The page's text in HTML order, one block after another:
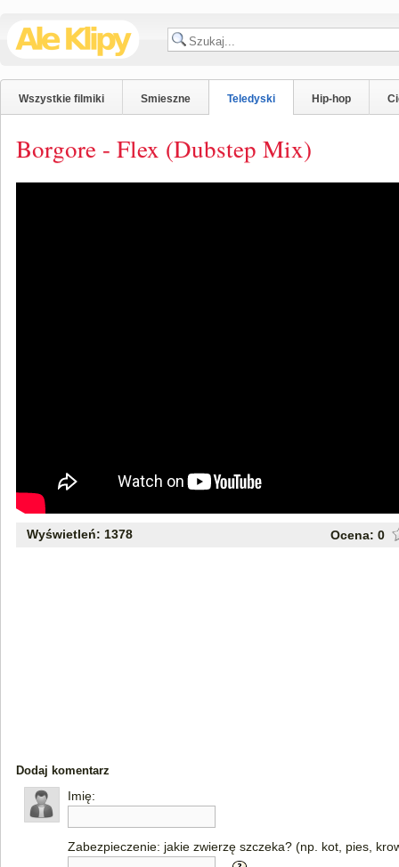
Wszystkie filmiki Smieszne Teledyski Hip-hop
Borgore - Flex (Dubstep Mix)
Wyświetleń: 1378 Ocena: 0
Dodaj komentarz
Imię:
Zabezpieczenie: jakie zwierzę szczeka? (np. kot, pies,